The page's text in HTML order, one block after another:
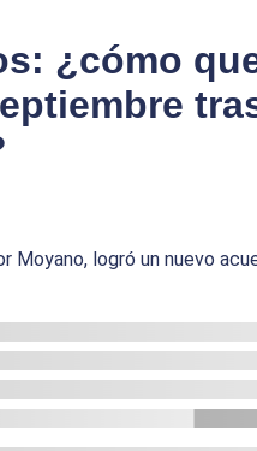
¿cómo
Moyano, logró un nuevo